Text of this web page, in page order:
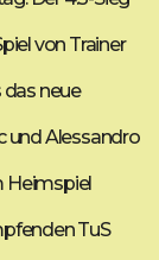
von Trainer
das neue
und Alessandro
Heimspiel
TuS